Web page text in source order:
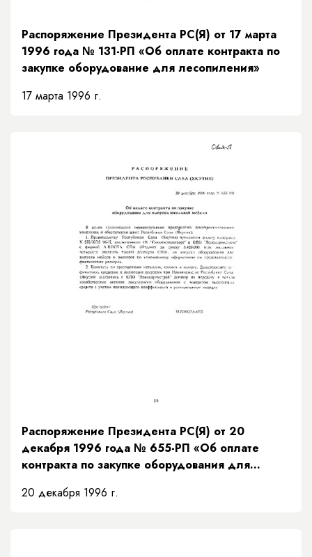
Распоряжение Президента РС(Я) от 17 марта
1996 года № 131-РП «Об оплате контракта по
закупке оборудование для лесопиления»
17 марта 1996 г.
Распоряжение Президента РС(Я) от 20
декабря 1996 года № 655-РП «Об оплате
контракта по закупке оборудования для
20 декабря 1996 г.